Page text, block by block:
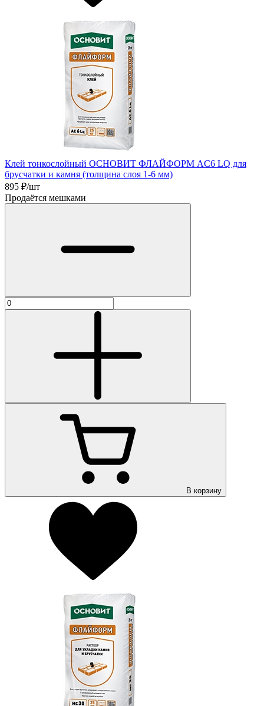
Клей тонкослойный ОСНОВИТ ФЛАЙФОРМ AC6 LQ для
брусчатки и камня (толщина слоя 1-6 мм)
895 ₽/шт
Продаётся мешками
В корзину